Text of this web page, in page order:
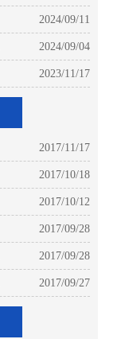
2024/09/11
2024/09/04
2023/11/17
2017/11/17
2017/10/18
2017/10/12
2017/09/28
2017/09/28
2017/09/27